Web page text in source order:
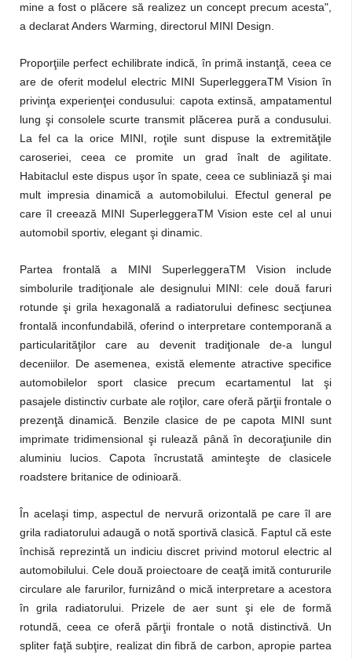
mine a fost o plăcere să realizez un concept precum acesta",
a declarat Anders Warming, directorul MINI Design.
Proporţiile perfect echilibrate indică, în primă instanţă, ceea ce
are de oferit modelul electric MINI SuperleggeraTM Vision în
privinţa experienţei condusului: capota extinsă, ampatamentul
lung şi consolele scurte transmit plăcerea pură a condusului.
La fel ca la orice MINI, roţile sunt dispuse la extremităţile
caroseriei, ceea ce promite un grad înalt de agilitate.
Habitaclul este dispus uşor în spate, ceea ce subliniază şi mai
mult impresia dinamică a automobilului. Efectul general pe
care îl creează MINI SuperleggeraTM Vision este cel al unui
automobil sportiv, elegant şi dinamic.
Partea frontală a MINI SuperleggeraTM Vision include
simbolurile tradiţionale ale designului MINI: cele două faruri
rotunde şi grila hexagonală a radiatorului definesc secţiunea
frontală inconfundabilă, oferind o interpretare contemporană a
particularităţilor care au devenit tradiţionale de-a lungul
deceniilor. De asemenea, există elemente atractive specifice
automobilelor sport clasice precum ecartamentul lat şi
pasajele distinctiv curbate ale roţilor, care oferă părţii frontale o
prezenţă dinamică. Benzile clasice de pe capota MINI sunt
imprimate tridimensional şi rulează până în decoraţiunile din
aluminiu lucios. Capota încrustată aminteşte de clasicele
roadstere britanice de odinioară.
În acelaşi timp, aspectul de nervură orizontală pe care îl are
grila radiatorului adaugă o notă sportivă clasică. Faptul că este
închisă reprezintă un indiciu discret privind motorul electric al
automobilului. Cele două proiectoare de ceaţă imită contururile
circulare ale farurilor, furnizând o mică interpretare a acestora
în grila radiatorului. Prizele de aer sunt şi ele de formă
rotundă, ceea ce oferă părţii frontale o notă distinctivă. Un
spliter faţă subţire, realizat din fibră de carbon, apropie partea